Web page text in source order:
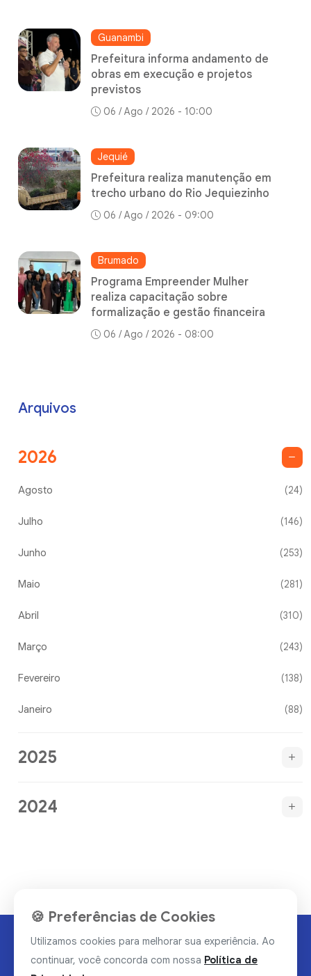
Guanambi
Prefeitura informa andamento de
obras em execução e projetos
previstos
06 / Ago / 2026 - 10:00
Jequié
Prefeitura realiza manutenção em
trecho urbano do Rio Jequiezinho
06 / Ago / 2026 - 09:00
Brumado
Programa Empreender Mulher
realiza capacitação sobre
formalização e gestão financeira
06 / Ago / 2026 - 08:00
Arquivos
2026
Agosto (24)
Julho (146)
Junho (253)
Maio (281)
Abril (310)
Março (243)
Fevereiro (138)
Janeiro (88)
2025
2024
🍪 Preferências de Cookies
Utilizamos cookies para melhorar sua experiência. Ao
continuar, você concorda com nossa Política de